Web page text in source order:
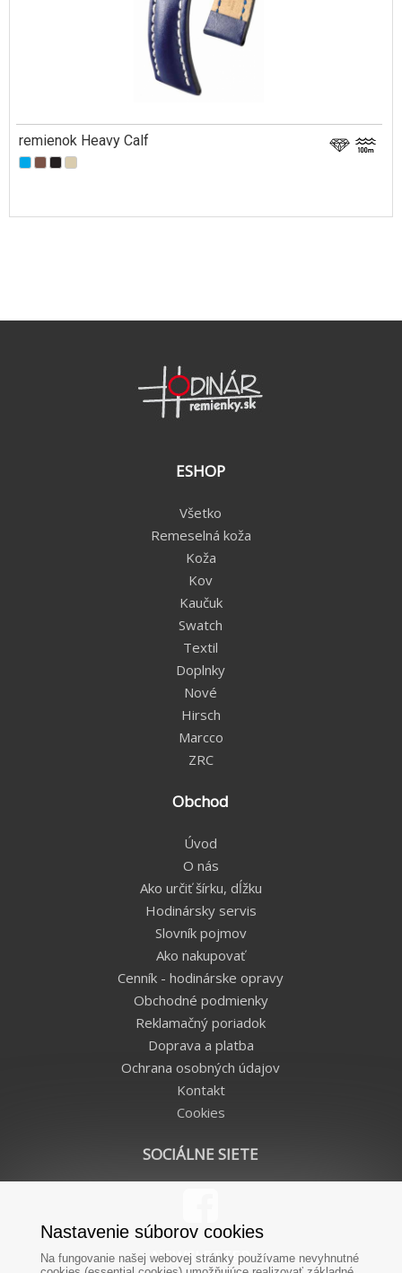
remienok Heavy Calf
ESHOP
Všetko
Remeselná koža
Koža
Kov
Kaučuk
Swatch
Textil
Doplnky
Nové
Hirsch
Marcco
ZRC
Obchod
Úvod
O nás
Ako určiť šírku, dĺžku
Hodinársky servis
Slovník pojmov
Ako nakupovať
Cenník - hodinárske opravy
Obchodné podmienky
Reklamačný poriadok
Doprava a platba
Ochrana osobných údajov
Kontakt
Cookies
SOCIÁLNE SIETE
NEWSLETTER
Nastavenie súborov cookies
Na fungovanie našej webovej stránky používame nevyhnutné